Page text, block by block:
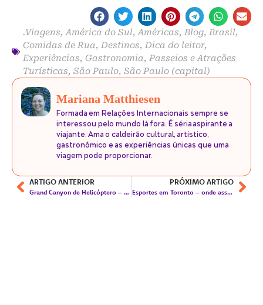
.Viagens, América do Sul, Américas, Blog, Brasil,
Comidas de Rua, Destinos, Dica do leitor,
Experiências, Gastronomia, Passeios e Atrações
Turísticas, São Paulo, São Paulo (capital)
Mariana Matthiesen
Formada em Relações Internacionais sempre se
interessou pelo mundo lá fora. É séria aspirante a
viajante. Ama o caldeirão cultural, artístico,
gastronômico e as experiências únicas que uma
viagem pode proporcionar.
ARTIGO ANTERIOR
Grand Canyon de Helicóptero – uma experiência incrível em Las Vegas!
PRÓXIMO ARTIGO
Esportes em Toronto – onde assistir jogos de basquete, baseball, hockey e futebol!